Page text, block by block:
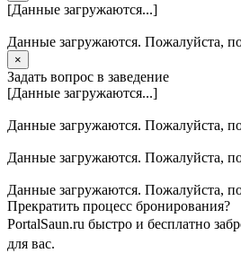
[Данные загружаются...]
Данные загружаются. Пожалуйста,
×
Задать вопрос в заведение
[Данные загружаются...]
Данные загружаются. Пожалуйста,
Данные загружаются. Пожалуйста,
Данные загружаются. Пожалуйста,
Прекратить процесс бронирования?
PortalSaun.ru быстро и бесплатно
для вас.